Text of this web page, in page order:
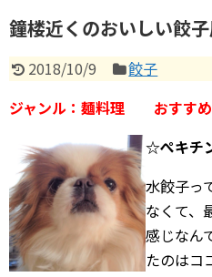
鐘楼近くのおいしい餃
2018/10/9
餃子
ジャンル：麺料理
おすす
☆ぺキチ
水餃子っ
なくて、
感じなん
たのはコ
西安観光スポット
魅惑の西安グルメ
航空券
西安ツアー
治安情報
西安の気候・空気